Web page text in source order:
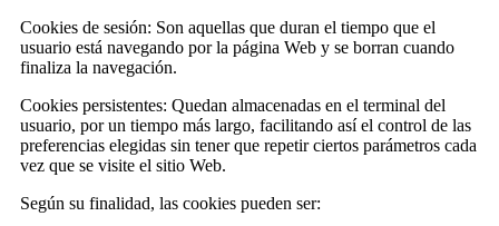
Cookies de sesión: Son aquellas que duran el tiempo que el
usuario está navegando por la página Web y se borran cuando
finaliza la navegación.
Cookies persistentes: Quedan almacenadas en el terminal del
usuario, por un tiempo más largo, facilitando así el control de las
preferencias elegidas sin tener que repetir ciertos parámetros cada
vez que se visite el sitio Web.
Según su finalidad, las cookies pueden ser: